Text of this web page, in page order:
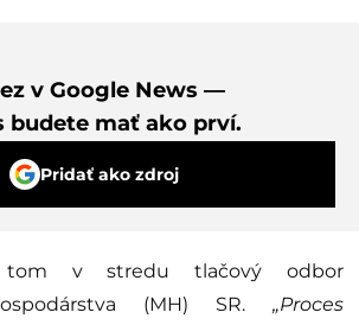
v Google News —
budete mať ako prví.
Pridať ako zdroj
tom v stredu tlačový odbor
(MH) SR. „Proces